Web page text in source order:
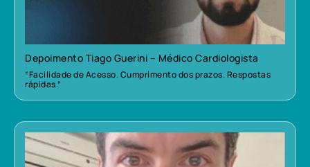
Depoimento Tiago Guerini – Médico Cardiologista
“Facilidade de Acesso. Cumprimento dos prazos. Respostas
rápidas.”